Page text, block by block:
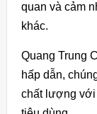
quan và cảm
khác.
Quang Trung
hấp dẫn,
chất lượng